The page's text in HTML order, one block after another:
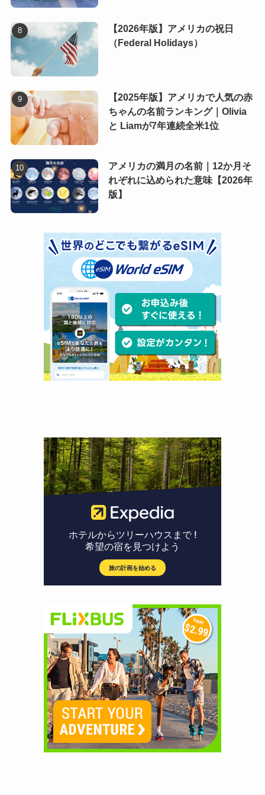
【2026年版】アメリカの祝日
（Federal Holidays）
【2025年版】アメリカで人気の赤
ちゃんの名前ランキング｜Olivia
と Liamが7年連続全米1位
アメリカの満月の名前｜12か月そ
れぞれに込められた意味【2026年
版】